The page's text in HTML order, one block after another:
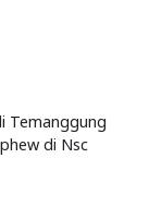
Temanggung
di Nsc